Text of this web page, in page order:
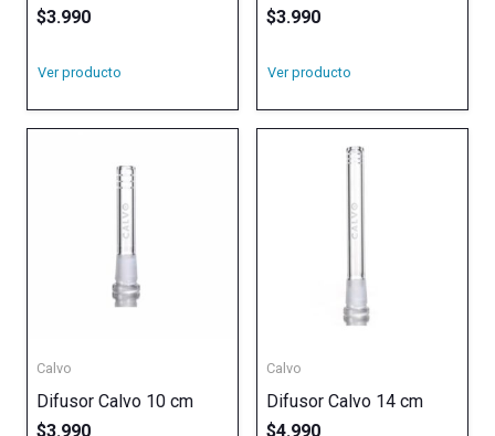
$3.990
Ver producto
$3.990
Ver producto
Calvo
Difusor Calvo 10 cm
$3.990
Calvo
Difusor Calvo 14 cm
$4.990